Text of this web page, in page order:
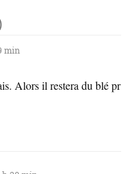
min
Alors il restera du blé pr